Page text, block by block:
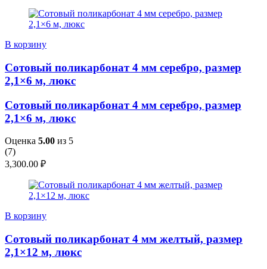
В корзину
Сотовый поликарбонат 4 мм серебро, размер
2,1×6 м, люкс
Сотовый поликарбонат 4 мм серебро, размер
2,1×6 м, люкс
Оценка 5.00 из 5
(7)
3,300.00 ₽
В корзину
Сотовый поликарбонат 4 мм желтый, размер
2,1×12 м, люкс